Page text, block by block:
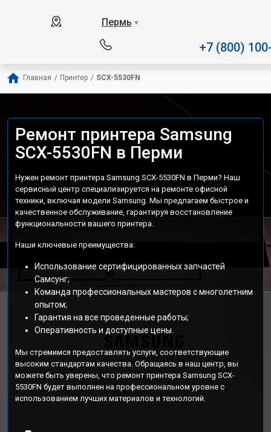
Пермь ▼
+7 (800)
Главная / Принтер / SCX-5530FN
Ремонт принтера Samsung
SCX-5530FN в Перми
Нужен ремонт принтера Samsung SCX-5530FN в Перми? Наш
сервисный центр специализируется на ремонте офисной
техники, включая модели Samsung. Мы предлагаем быстрое и
качественное обслуживание, гарантируя восстановление
функциональности вашего принтера.
Наши ключевые преимущества:
Использование сертифицированных запчастей
Самсунг;
Команда профессиональных мастеров с многолетним
опытом;
Гарантия на все проведенные работы;
Оперативность и доступные цены.
Мы стремимся предоставлять услуги, соответствующие
высоким стандартам качества. Обращаясь в наш центр, вы
можете быть уверены, что ремонт принтера Samsung SCX-
5530FN будет выполнен на профессиональном уровне с
использованием лучших материалов и технологий.